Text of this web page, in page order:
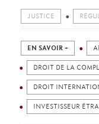
JUSTICE
EN SAVOIR +
DROIT DE LA
DROIT
INVESTISSEUR